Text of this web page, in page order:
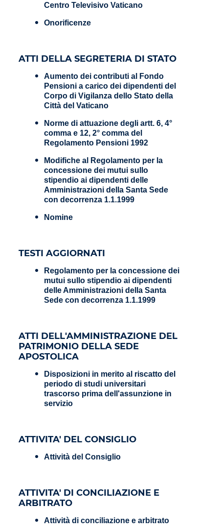
Centro Televisivo Vaticano
Onorificenze
ATTI DELLA SEGRETERIA DI STATO
Aumento dei contributi al Fondo
Pensioni a carico dei dipendenti del
Corpo di Vigilanza dello Stato della
Città del Vaticano
Norme di attuazione degli artt. 6, 4°
comma e 12, 2° comma del
Regolamento Pensioni 1992
Modifiche al Regolamento per la
concessione dei mutui sullo
stipendio ai dipendenti delle
Amministrazioni della Santa Sede
con decorrenza 1.1.1999
Nomine
TESTI AGGIORNATI
Regolamento per la concessione dei
mutui sullo stipendio ai dipendenti
delle Amministrazioni della Santa
Sede con decorrenza 1.1.1999
ATTI DELL'AMMINISTRAZIONE DEL
PATRIMONIO DELLA SEDE
APOSTOLICA
Disposizioni in merito al riscatto del
periodo di studi universitari
trascorso prima dell'assunzione in
servizio
ATTIVITA' DEL CONSIGLIO
Attività del Consiglio
ATTIVITA' DI CONCILIAZIONE E
ARBITRATO
Attività di conciliazione e arbitrato